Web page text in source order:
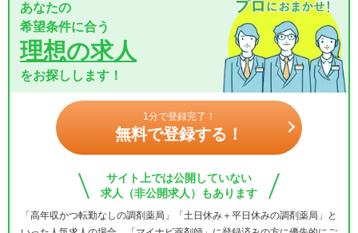
あなたの
希望条件に合う
理想の求人
をお探しします！
1分で登録完了！
無料で登録する！
サイト上では公開していない
求人（非公開求人）もあります
「高年収かつ転勤なしの調剤薬局」「土日休み＋平日休みの調剤薬局」と